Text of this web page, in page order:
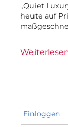
„Quiet
heute auf
Einloggen